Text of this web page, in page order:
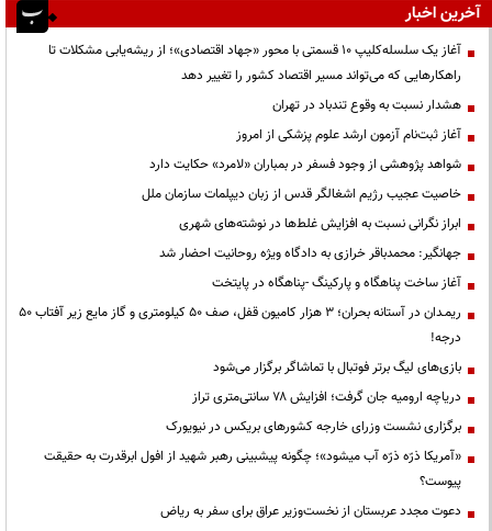
آخرین اخبار
آغاز یک سلسله‌کلیپ ۱۰ قسمتی با محور «جهاد اقتصادی»؛ از ریشه‌یابی مشکلات تا
راهکارهایی که می‌تواند مسیر اقتصاد کشور را تغییر دهد
هشدار نسبت به وقوع تندباد در تهران
آغاز ثبت‌نام آزمون ارشد علوم پزشکی از امروز
شواهد پژوهشی از وجود فسفر در بمباران «لامرد» حکایت دارد
خاصیت عجیب رژیم اشغالگر قدس از زبان دیپلمات سازمان ملل
ابراز نگرانی نسبت به افزایش غلط‌ها در نوشته‌های شهری
جهانگیر: محمدباقر خرازی به دادگاه ویژه روحانیت احضار شد
آغاز ساخت پناهگاه و پارکینگ -پناهگاه در پایتخت
ریمـدان در آستانه بحران؛ ۳ هزار کامیون قفل، صف ۵۰ کیلومتری و گاز مایع زیر آفتاب ۵۰
درجه!
بازی‌های لیگ برتر فوتبال با تماشاگر برگزار می‌شود
دریاچه ارومیه جان گرفت؛ افزایش ۷۸ سانتی‌متری تراز
برگزاری نشست وزرای خارجه کشورهای بریکس در نیویورک
«آمریکا ذرّه ذرّه آب میشود»؛ چگونه پیشبینی رهبر شهید از افول ابرقدرت به حقیقت
پیوست؟
دعوت مجدد عربستان از نخست‌وزیر عراق برای سفر به ریاض